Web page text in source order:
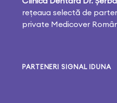
rețeaua selectă de
private Medicover
PARTENERI SIGNAL IDUNA